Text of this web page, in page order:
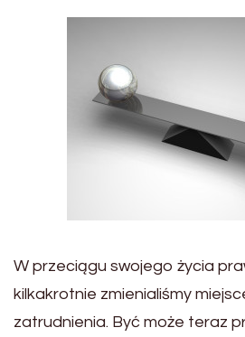
W przeciągu swojego życia
kilkakrotnie zmienialiśmy
zatrudnienia. Być może teraz